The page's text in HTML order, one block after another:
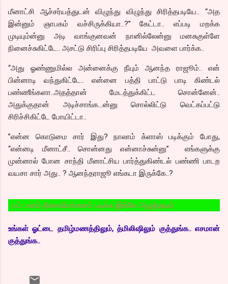
மீனாட்சி ஆச்சர்யத்துடன் விழுந்து விழுந்து சிரித்தபடியே.. “அத
இன்னும் ஞாபகம் வச்சிருக்கியா..?” கேட்டா.. எப்படி மறக்க
முடியும்ன்னு அடி வாங்குனவன் நானில்லேன்னு மனசுகுள்ளே
நினைச்சுகிட்டே.. அசட்டு சிரிப்பு சிரித்தபடியே அவளை பார்க்க..
“அது ஓண்ணுமில்ல அன்னைக்கு நீயும் ஆனந்த ராஜூம்.. என்
பின்னாடி வந்துகிட்டே.. என்னை பத்தி பாட்டு பாடி கிண்டல்
பண்ணீங்களா..அதத்தான் மேடத்துக்கிட்ட சொன்னேன்..
அதுக்குதான் அடிச்சாங்க...ன்னு சொல்லிட்டு வெட்கப்பட்டு
சிரிச்சிகிட்டே போயிட்டா..
”என்ன கொடுமை சார் இது? நாலாம் க்ளாஸ் படிக்கும் போது,
“என்னடி மீனாட்சீ.. சொன்னது என்னாச்சுன்னு” எங்களுக்கு
முன்னால் போன சாந்தி மீனாட்சிய பார்த்துகிண்டல் பண்ணி பாடற
வயசா சார் அது.. ? ஆனந்தராஜூ எங்கடா இருக்கே..?
திரைவிமர்சனம் படிக்க இங்கே அழுத்தவும்
உங்கள் ஓட்டை தமிழ்மணத்திலும், த்மிலிஷிலும் குத்துங்க.. எசமான்
குத்துங்க..